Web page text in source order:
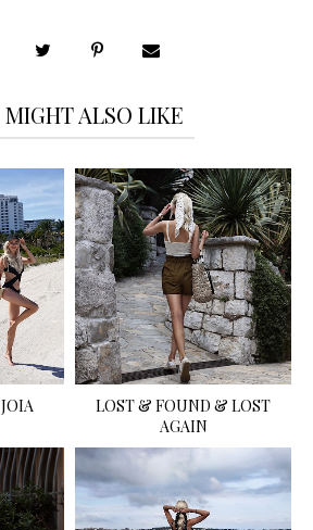
ALSO LIKE
LOST & FOUND & LOST
AGAIN